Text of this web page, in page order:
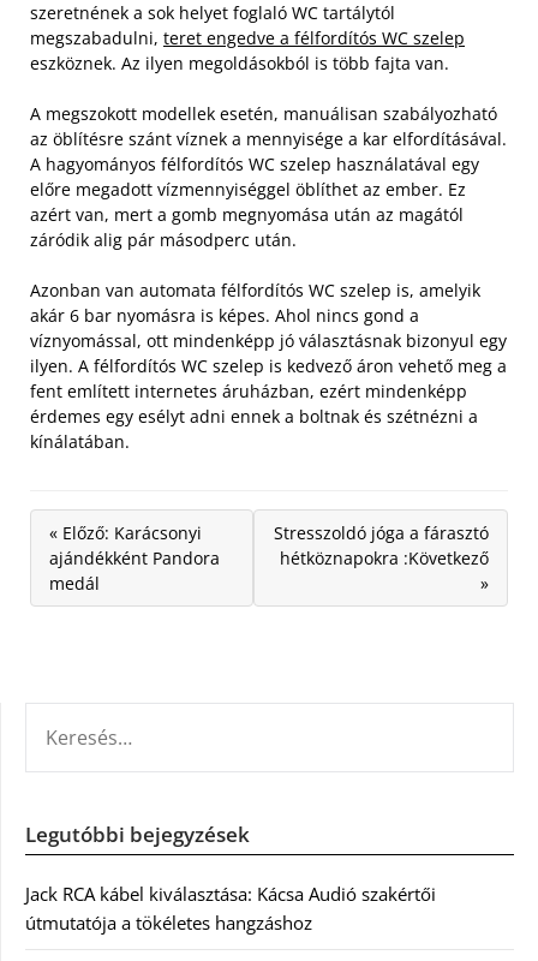
szeretnének a sok helyet foglaló WC tartálytól
megszabadulni, teret engedve a félfordítós WC szelep
eszköznek. Az ilyen megoldásokból is több fajta van.
A megszokott modellek esetén, manuálisan szabályozható
az öblítésre szánt víznek a mennyisége a kar elfordításával.
A hagyományos félfordítós WC szelep használatával egy
előre megadott vízmennyiséggel öblíthet az ember. Ez
azért van, mert a gomb megnyomása után az magától
záródik alig pár másodperc után.
Azonban van automata félfordítós WC szelep is, amelyik
akár 6 bar nyomásra is képes. Ahol nincs gond a
víznyomással, ott mindenképp jó választásnak bizonyul egy
ilyen. A félfordítós WC szelep is kedvező áron vehető meg a
fent említett internetes áruházban, ezért mindenképp
érdemes egy esélyt adni ennek a boltnak és szétnézni a
kínálatában.
« Előző: Karácsonyi
ajándékként Pandora
medál
Stresszoldó jóga a fárasztó
hétköznapokra :Következő
»
Legutóbbi bejegyzések
Jack RCA kábel kiválasztása: Kácsa Audió szakértői
útmutatója a tökéletes hangzáshoz